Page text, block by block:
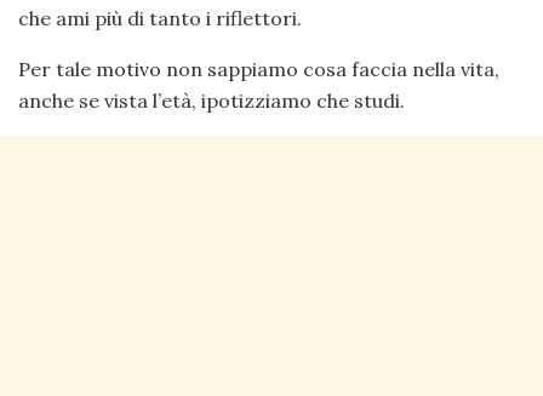
che ami più di tanto i riflettori.
Per tale motivo non sappiamo cosa faccia nella vita,
anche se vista l’età, ipotizziamo che studi.